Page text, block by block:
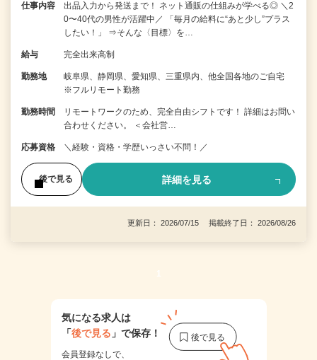
仕事内容
出品入力から発送まで！ ネット通販の仕組みが学べる◎ ＼2
0〜40代の男性が活躍中／ 「毎月の給料に“あと少し”プラス
したい！」 ⇒そんな〈目標〉を…
給与 完全出来高制
勤務地
岐阜県、静岡県、愛知県、三重県内、他全国各地のご自宅
※フルリモート勤務
勤務時間
リモートワークのため、完全自由シフトです！ 詳細はお問い
合わせください。 ＜会社営…
応募資格 ＼経験・資格・学歴いっさい不問！／
後で見る 詳細を見る
更新日： 2026/07/15 掲載終了日： 2026/08/26
1
気になる求人は
「後で見る 」で保存！
会員登録なしで、